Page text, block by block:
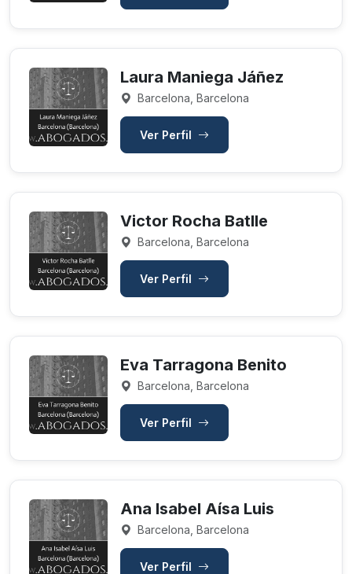
Laura Maniega Jáñez
Barcelona, Barcelona
Ver Perfil
Victor Rocha Batlle
Barcelona, Barcelona
Ver Perfil
Eva Tarragona Benito
Barcelona, Barcelona
Ver Perfil
Ana Isabel Aísa Luis
Barcelona, Barcelona
Ver Perfil